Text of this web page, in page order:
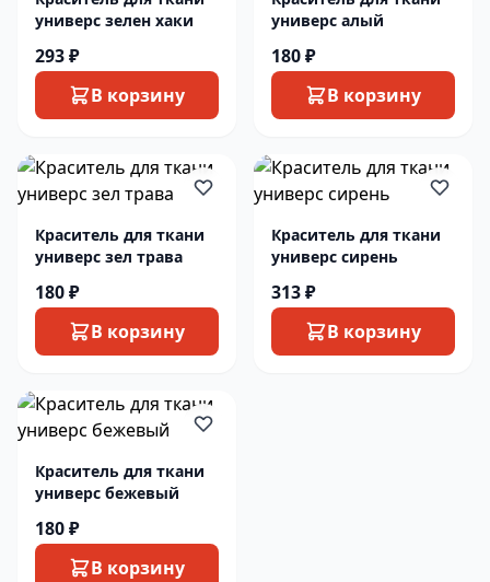
универс зелен хаки
293 ₽
В корзину
универс алый
180 ₽
В корзину
Краситель для ткани
универс зел трава
180 ₽
В корзину
Краситель для ткани
универс сирень
313 ₽
В корзину
Краситель для ткани
универс бежевый
180 ₽
В корзину